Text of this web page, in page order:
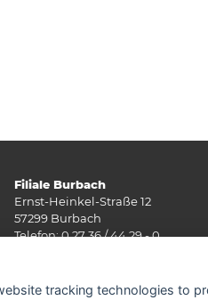
Filiale Burbach
Ernst-Heinkel-Straße 12
57299 Burbach
Telefon: 0 27 36 / 44 29 - 0
tracking technologies to